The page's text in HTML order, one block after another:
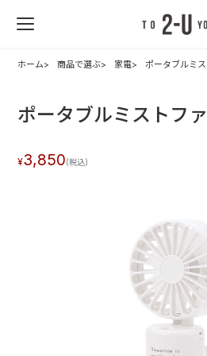
ホーム 商品で選ぶ 家電 ポータブルミ
ポータブルミストフ
3,850